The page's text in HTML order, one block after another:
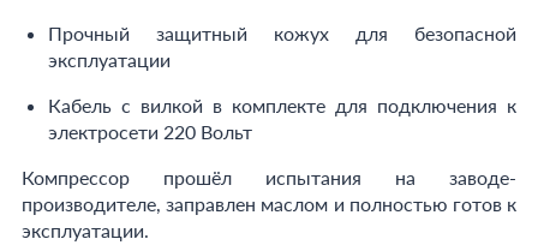
Прочный защитный кожух для безопасной
эксплуатации
Кабель с вилкой в комплекте для подключения к
электросети 220 Вольт
Компрессор прошёл испытания на заводе-
производителе, заправлен маслом и полностью готов к
эксплуатации.